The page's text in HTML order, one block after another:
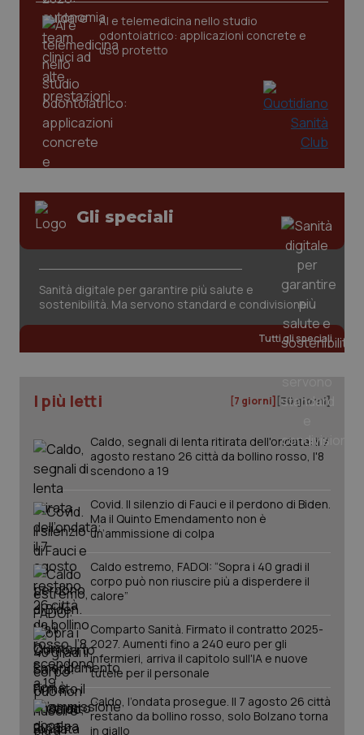
Ulcera & Reflusso
Vaccini
AI e telemedicina nello studio
odontoiatrico: applicazioni concrete e
uso protetto
Gli speciali
Sanità digitale per garantire più salute e
sostenibilità. Ma servono standard e condivisione
Tutti gli speciali
I più letti [7 giorni] [30 giorni]
Caldo, segnali di lenta ritirata dell'ondata: il 7
agosto restano 26 città da bollino rosso, l'8
scendono a 19
Covid. Il silenzio di Fauci e il perdono di Biden.
Ma il Quinto Emendamento non è
un’ammissione di colpa
Caldo estremo, FADOI: “Sopra i 40 gradi il
corpo può non riuscire più a disperdere il
calore”
Comparto Sanità. Firmato il contratto 2025-
2027. Aumenti fino a 240 euro per gli
infermieri, arriva il capitolo sull'IA e nuove
tutele per il personale
Caldo, l’ondata prosegue. Il 7 agosto 26 città
restano da bollino rosso, solo Bolzano torna
in giallo
CookieScriptConsent
tracking-enable
tracking-sites-ironfish-
session-id
www.quotidianosanita.it
_ga
.quotidianosanita.it